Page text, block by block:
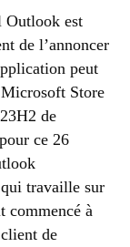
Outlook est
de l’annoncer
peut
Microsoft Store
de
ce 26
travaille sur
commencé à
de